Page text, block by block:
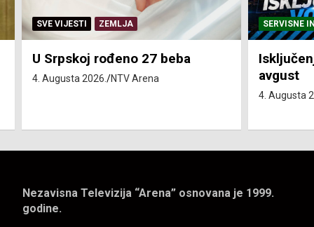
SERVISNE INFORMACIJE
Isključenja vode – utorak 4.
avgust
SERVISNE
4. avgust
4. Augusta
Nezavisna Televizija “Arena” osnovana je 1999.
godine.